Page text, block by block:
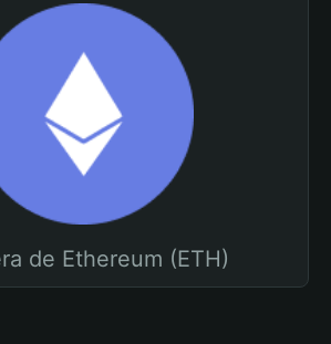
de Ethereum (ETH)